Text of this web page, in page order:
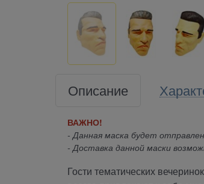
Описание
ВАЖНО!
- Данная маска будет
- Доставка данной маски
Гости тематических